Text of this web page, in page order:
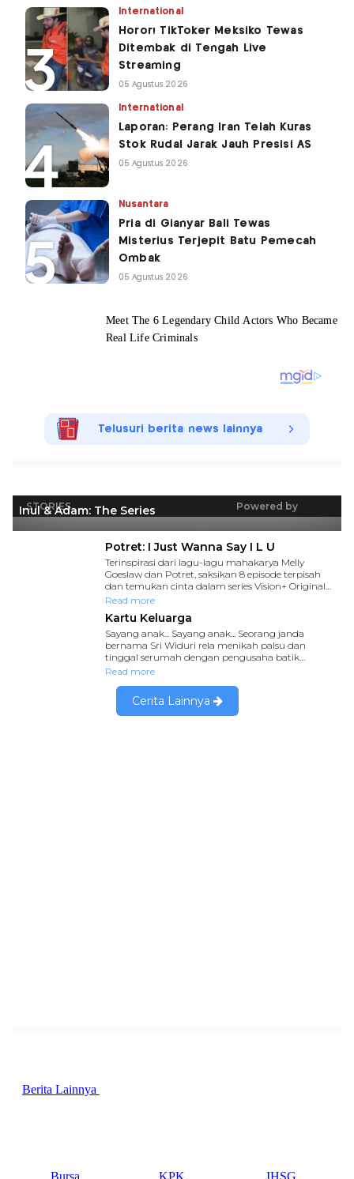
International
Horor! TikToker Meksiko Tewas
Ditembak di Tengah Live
Streaming
05 Agustus 2026
International
Laporan: Perang Iran Telah Kuras
Stok Rudal Jarak Jauh Presisi AS
05 Agustus 2026
Nusantara
Pria di Gianyar Bali Tewas
Misterius Terjepit Batu Pemecah
Ombak
05 Agustus 2026
Telusuri berita news lainnya